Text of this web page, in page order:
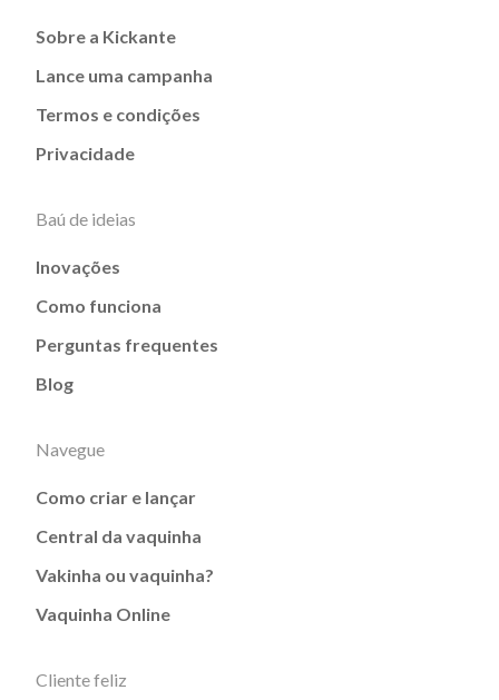
Sobre a Kickante
Lance uma campanha
Termos e condições
Privacidade
Baú de ideias
Inovações
Como funciona
Perguntas frequentes
Blog
Navegue
Como criar e lançar
Central da vaquinha
Vakinha ou vaquinha?
Vaquinha Online
Cliente feliz